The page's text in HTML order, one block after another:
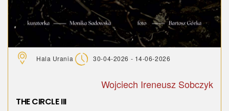
Hala Urania 30-04-2026 - 14-06-2026
Wojciech Ireneusz Sobczyk
THE CIRCLE III